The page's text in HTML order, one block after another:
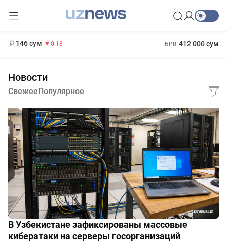
146 сум -0.18 БРВ 412 000 сум
Новости
СвежееПопулярное
В Узбекистане зафиксированы массовые
кибератаки на серверы госорганизаций